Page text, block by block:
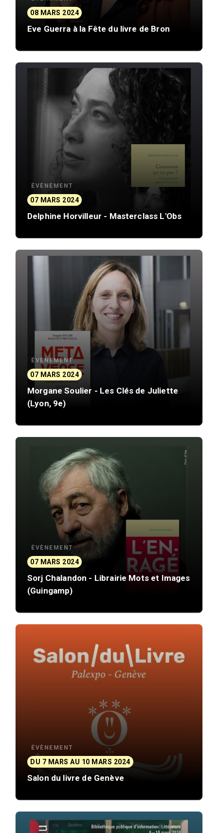
08 MARS 2024
Eve Guerra à la Fête du livre de Bron
ÉVÈNEMENT
07 MARS 2024
Delphine Horvilleur - Masterclass L'Obs
ÉVÈNEMENT
07 MARS 2024
Morgane Soulier - Les Clés de Juliette
(Lyon, 9e)
ÉVÈNEMENT
07 MARS 2024
Sorj Chalandon - Librairie Mots et Images
(Guingamp)
ÉVÈNEMENT
DU 7 MARS AU 10 MARS 2024
Salon du livre de Genève